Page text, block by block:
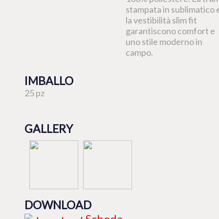
stampata in sublimatico
la vestibilità slim fit
garantiscono comfort e
uno stile moderno in
campo.
IMBALLO
25 pz
GALLERY
DOWNLOAD